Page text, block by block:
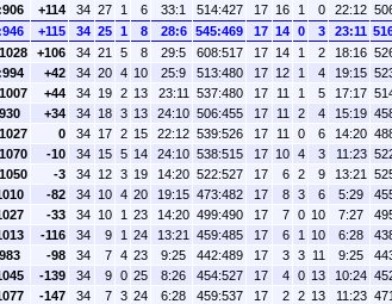
+114 34 27 1 6 33:1 514:427 17 16 1 0 22:12
+115 34 25 1 8 28:6 545:469 17 14 0 3 23:11
+106 34 21 5 8 29:5 608:517 17 14 1 2 18:16
+42 34 20 4 10 25:9 513:480 17 12 1 4 19:15
+44 34 19 2 13 23:11 537:480 17 11 1 5 17:17
+34 34 18 3 13 24:10 506:455 17 11 2 4 15:19
0 34 17 2 15 22:12 539:526 17 11 0 6 14:20
-10 34 15 5 14 24:10 538:515 17 10 4 3 11:23
-3 34 12 3 19 14:20 522:527 17 6 2 9 13:21
-82 34 10 4 20 19:15 473:482 17 8 3 6 5:29
-33 34 10 1 23 14:20 499:490 17 7 0 10 7:27
-116 34 9 1 24 13:21 459:485 17 6 1 10 6:28
-98 34 7 4 23 9:25 442:489 17 3 3 11 9:25
-139 34 9 0 25 8:26 454:527 17 4 0 13 10:24
-147 34 7 3 24 6:28 459:537 17 2 2 13 11:23